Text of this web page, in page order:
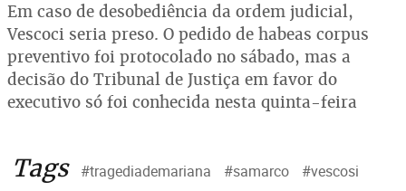
Em caso de desobediência da ordem judicial,
Vescoci seria preso. O pedido de habeas corpus
preventivo foi protocolado no sábado, mas a
decisão do Tribunal de Justiça em favor do
executivo só foi conhecida nesta quinta-feira
Tags #tragediademariana #samarco #vescosi